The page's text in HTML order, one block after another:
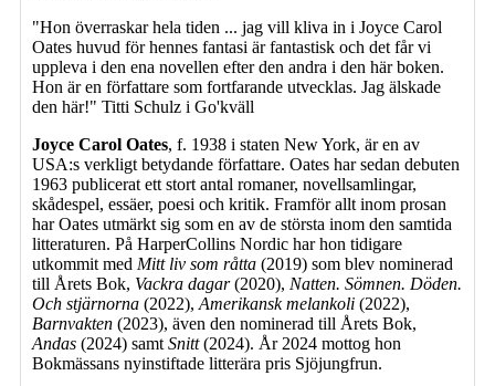
"Hon överraskar hela tiden ... jag vill kliva in i Joyce Carol
Oates huvud för hennes fantasi är fantastisk och det får vi
uppleva i den ena novellen efter den andra i den här boken.
Hon är en författare som fortfarande utvecklas. Jag älskade
den här!" Titti Schulz i Go'kväll
Joyce Carol Oates, f. 1938 i staten New York, är en av
USA:s verkligt betydande författare. Oates har sedan debuten
1963 publicerat ett stort antal romaner, novellsamlingar,
skådespel, essäer, poesi och kritik. Framför allt inom prosan
har Oates utmärkt sig som en av de största inom den samtida
litteraturen. På HarperCollins Nordic har hon tidigare
utkommit med Mitt liv som råtta (2019) som blev nominerad
till Årets Bok, Vackra dagar(2020), Natten. Sömnen. Döden.
Och stjärnorna (2022), Amerikansk melankoli (2022),
Barnvakten (2023), även den nominerad till Årets Bok,
Andas (2024) samt Snitt(2024). År 2024 mottog hon
Bokmässans nyinstiftade litterära pris Sjöjungfrun.